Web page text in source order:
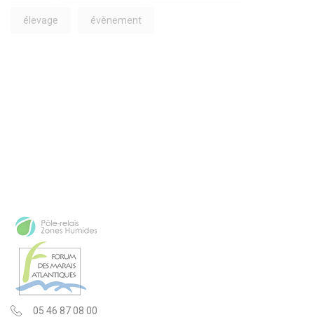
élevage évènement
05 46 87 08 00